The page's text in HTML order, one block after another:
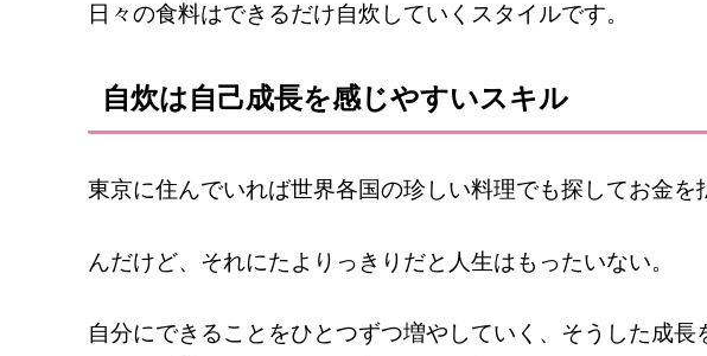
日々の食料はできるだけ自炊していくスタイルです。
自炊は自己成長を感じやすいスキル
東京に住んでいれば世界各国の珍しい料理でも探してお金を
んだけど、それにたよりっきりだと人生はもったいない。
自分にできることをひとつずつ増やしていく、そうした成